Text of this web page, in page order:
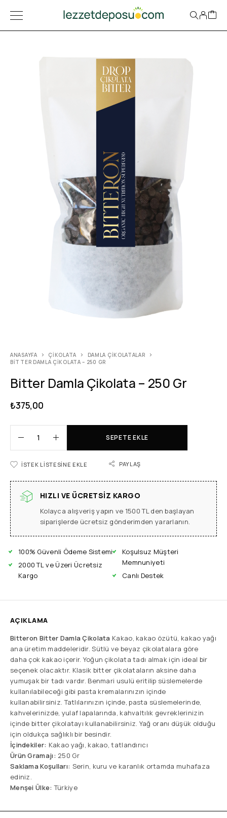
ANASAYFA ÇIKOLATA
DAMLA ÇIKOLATALAR
BITTER DAMLA ÇIKOLATA – 250 GR
Bitter Damla Çikolata – 250 Gr
₺375,00
SEPETE EKLE
İSTEK LISTESINE EKLE PAYLAŞ
HIZLI VE ÜCRETSIZ KARGO
Kolayca alışveriş yapın ve 1500 TL den başlayan
siparişlerde ücretsiz gönderimden yararlanın.
100% Güvenli Ödeme Sistemi
2000 TL ve Üzeri Ücretsiz
Kargo
Koşulsuz Müşteri
Memnuniyeti
Canlı Destek
AÇIKLAMA
Bitteron Bitter Damla Çikolata Kakao, kakao özütü, kakao yağı
ana üretim maddeleridir. Sütlü ve beyaz çikolatalara göre
daha çok kakao içerir. Yoğun çikolata tadı almak için ideal bir
seçenek olacaktır. Klasik bitter çikolataların aksine daha
yumuşak bir tadı vardır. Benmari usulü eritilip süslemelerde
kullanılabileceği gibi pasta kremalarınızın içinde
kullanabilirsiniz. Tatlılarınızın içinde, pasta süslemelerinde,
kahvelerinizde, yulaf lapalarında, kahvaltılık gevreklerinizin
içinde bitter çikolatayı kullanabilirsiniz. Yağ oranı düşük olduğu
için oldukça sağlıklı bir besindir.
İçindekiler: Kakao yağı, kakao, tatlandırıcı
Ürün Gramajı: 250 Gr
Saklama Koşulları: Serin, kuru ve karanlık ortamda muhafaza
ediniz.
Menşei Ülke: Türkiye